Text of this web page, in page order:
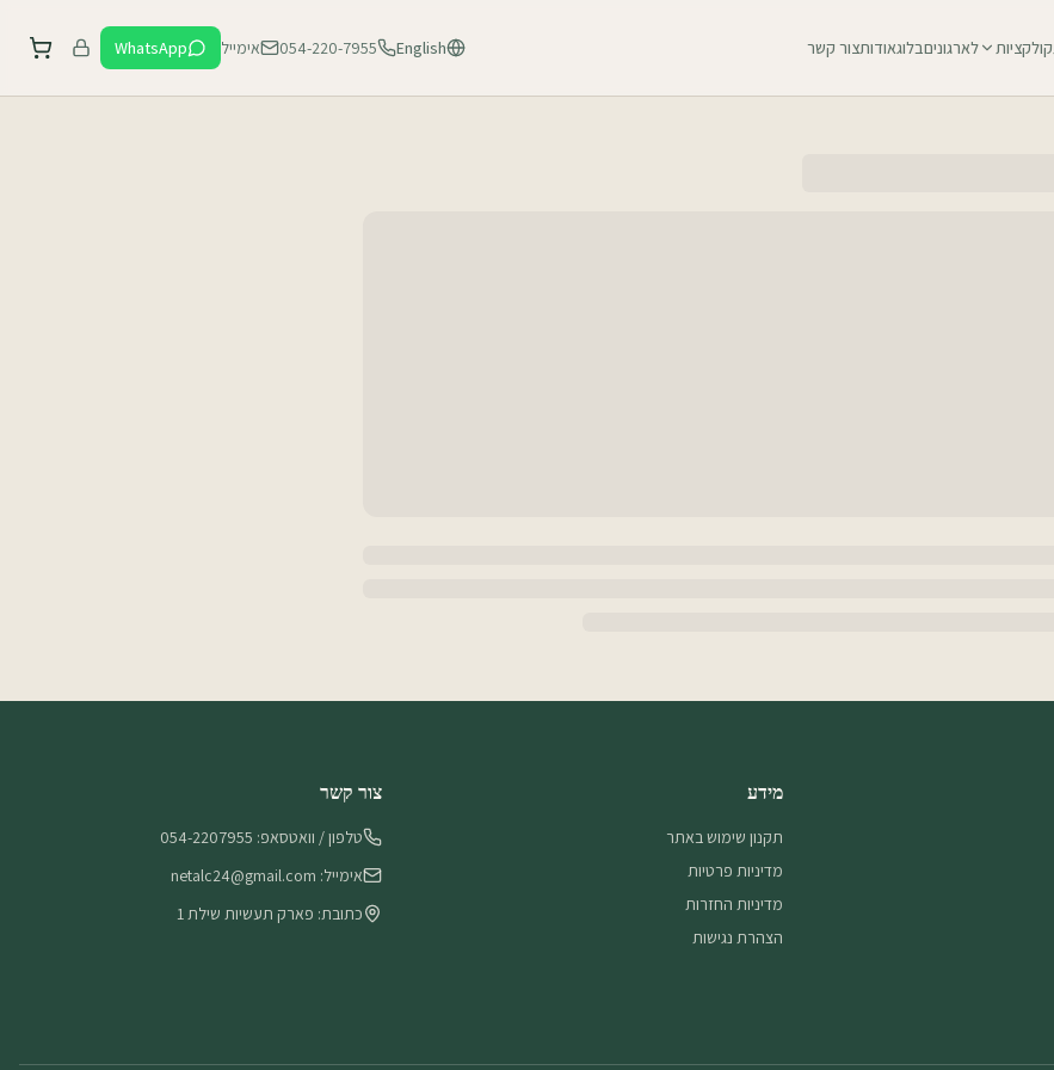
קולקציות לארגוניםבלוגאודותצור קשר English
054-220-7955 אימייל WhatsApp
מידע
תקנון שימוש באתר
מדיניות פרטיות
מדיניות החזרות
הצהרת נגישות
צור קשר
טלפון / וואטסאפ: 054-2207955
אימייל: netalc24@gmail.com
כתובת: פארק תעשיות שילת 1